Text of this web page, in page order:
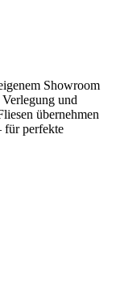
Showroom
und
übernehmen
für perfekte